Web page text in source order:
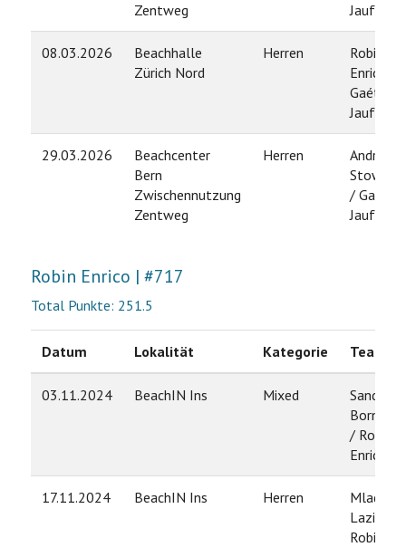
Zentweg
Jauffret
08.03.2026
Beachhalle
Zürich Nord
Herren
Robin
Enrico /
Gaétan
Jauffret
29.03.2026
Beachcenter
Bern
Zwischennutzung
Zentweg
Herren
André
/ Gaétan
Jauffret
Robin Enrico | #717
Total Punkte: 251.5
Datum Lokalität Kategorie Team
03.11.2024 BeachIN Ins Mixed
Sandrine
Bornand
/ Robin
Enrico
17.11.2024 BeachIN Ins Herren
Mladen
Lazic /
Robin